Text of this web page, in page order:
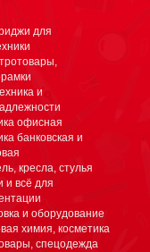
для
и
офисная
банковская и
кресла, стулья
и всё для
и оборудование
химия, косметика
спецодежда